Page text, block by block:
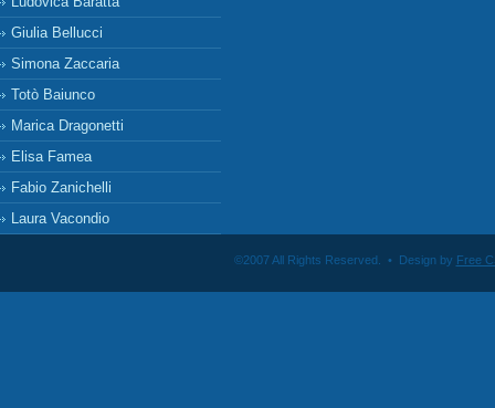
Giulia Bellucci
Simona Zaccaria
Totò Baiunco
Marica Dragonetti
Elisa Famea
Fabio Zanichelli
Laura Vacondio
©2007 All Rights Reserved. • Design by Free